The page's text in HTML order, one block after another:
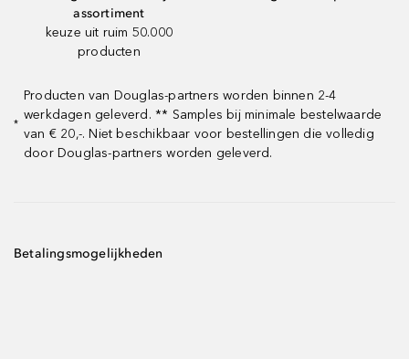
assortiment
keuze uit ruim 50.000
producten
*
Producten van Douglas-partners worden binnen 2-4
werkdagen geleverd. ** Samples bij minimale bestelwaarde
van € 20,-. Niet beschikbaar voor bestellingen die volledig
door Douglas-partners worden geleverd.
Betalingsmogelijkheden